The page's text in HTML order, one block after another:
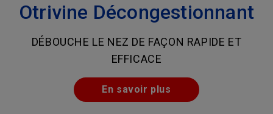
Otrivine Décongestionnant
DÉBOUCHE LE NEZ DE FAÇON RAPIDE ET
EFFICACE
En savoir plus